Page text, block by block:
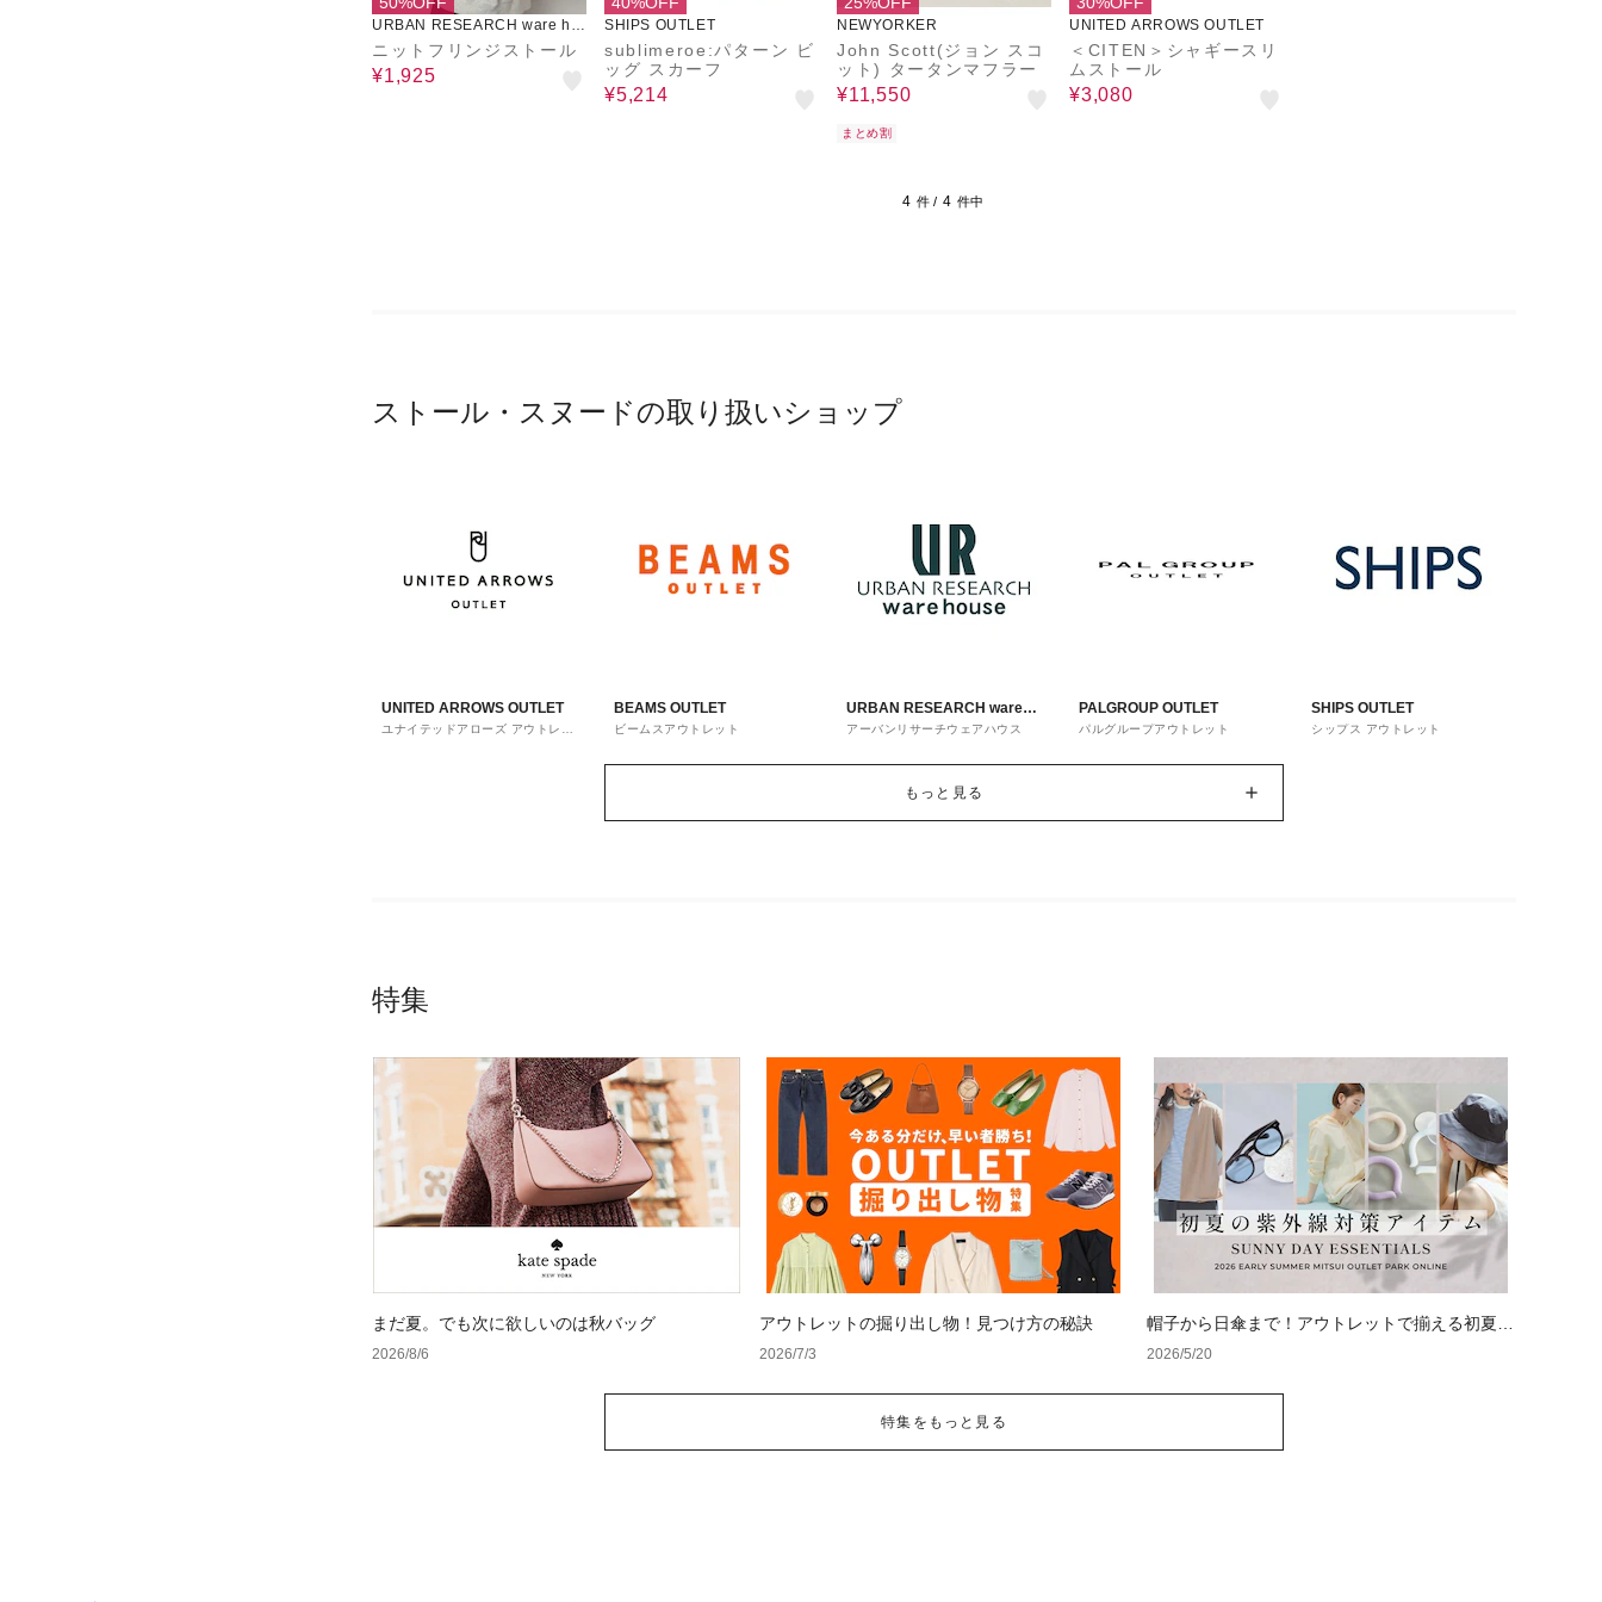
URBAN RESEARCH ware ho
use
ニットフリンジストール
¥1,925
SHIPS OUTLET
sublimeroe:パターン ビ
ッグ スカーフ
¥5,214
NEWYORKER
John Scott(ジョン スコ
ット) タータンマフラー
¥11,550
まとめ割
UNITED ARROWS OUTLET
＜CITEN＞シャギースリ
ムストール
¥3,080
4 件 / 4 件中
ストール・スヌードの取り扱いショップ
UNITED ARROWS OUTLET
ユナイテッドアローズ アウトレッ
BEAMS OUTLET
ビームスアウトレット
URBAN RESEARCH ware
house
アーバンリサーチウェアハウス
PALGROUP OUTLET
パルグループアウトレット
SHIPS OUTLET
シップス アウトレット
もっと見る
特集
まだ夏。でも次に欲しいのは秋バッグ
2026/8/6
アウトレットの掘り出し物！見つけ方の秘訣
2026/7/3
帽子から日傘まで！アウトレットで揃える初夏の
紫外線対策アイテム
2026/5/20
特集をもっと見る